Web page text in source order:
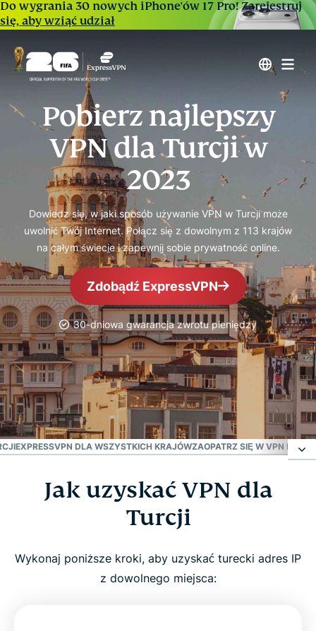
Do wygrania 30 nowych iPhone'ów 17 Pro!Zarejestruj
się, aby wziąć udział
Pobierz najlepszy
VPN dla Turcji w
2023
Dowiedz się, w jaki sposób używanie VPN w Turcji może
uwolnić Twój Internet. Połącz się z dowolnym z 113 krajów
na całym świecie i zapewnij sobie prywatność online.
Zdobądź ExpressVPN
30-dniowa gwarancja zwrotu pieniędzy
#1 zaufany VPN
Najlepszy VPN dla Turcji
EXPRESSVPN DLA WSZYSTKICH KRAJÓWZAOPATRZ SIĘ W VPN DLA
Jak uzyskać VPN dla Turcji
Dlaczego warto używać VPN w Turcji?
Pobierz VPN dla Turcji na wszystkie swoje
Jak uzyskać VPN dla
Turcji
Wykonaj poniższe kroki, aby uzyskać turecki adres IP
z dowolnego miejsca: